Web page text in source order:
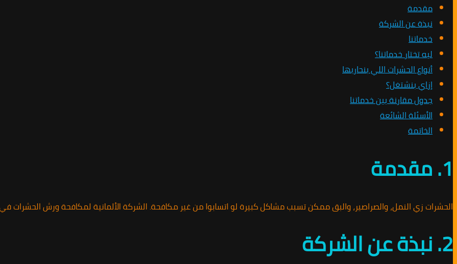
مقدمة
نبذة عن الشركة
خدماتنا
ليه تختار خدماتنا؟
أنواع الحشرات اللي بنحاربها
إزاي بنشتغل؟
جدول مقارنة بين خدماتنا
الأسئلة الشائعة
الخاتمة
1. مقدمة
الحشرات زي النمل، والصراصير، والبق ممكن تسبب مشاكل كبيرة لو اتسابوا من غير مكافحة. الشركة الألمانية لمكافحة ورش
2. نبذة عن الشركة